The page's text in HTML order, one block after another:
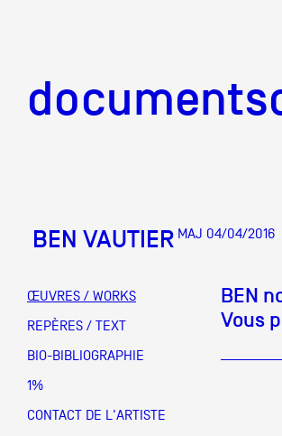
Mission
BEN VAUTIER MAJ 04/04/2016
ŒUVRES / WORKS
REPÈRES / TEXT
BIO-BIBLIOGRAPHIE
1%
CONTACT DE L'ARTISTE
BEN
Vous